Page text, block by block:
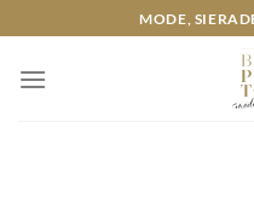
naar
inhoud
MODE,